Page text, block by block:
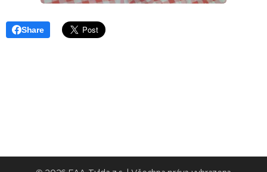
Share